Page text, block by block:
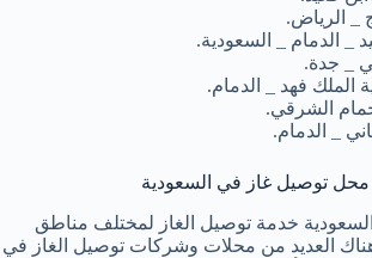
_ الرياض.
_ الدمام _ السعودية.
_ جدة.
الملك فهد _ الدمام.
الشرقي.
_ الدمام.
توصيل غاز في السعودية
السعودية خدمة توصيل الغاز لمختلف مناطق
هناك العديد من محلات وشركات توصيل الغاز في